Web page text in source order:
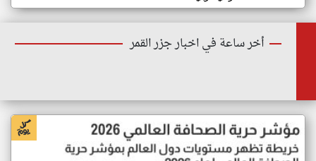
أخر ساعة في اخبار جزر القمر